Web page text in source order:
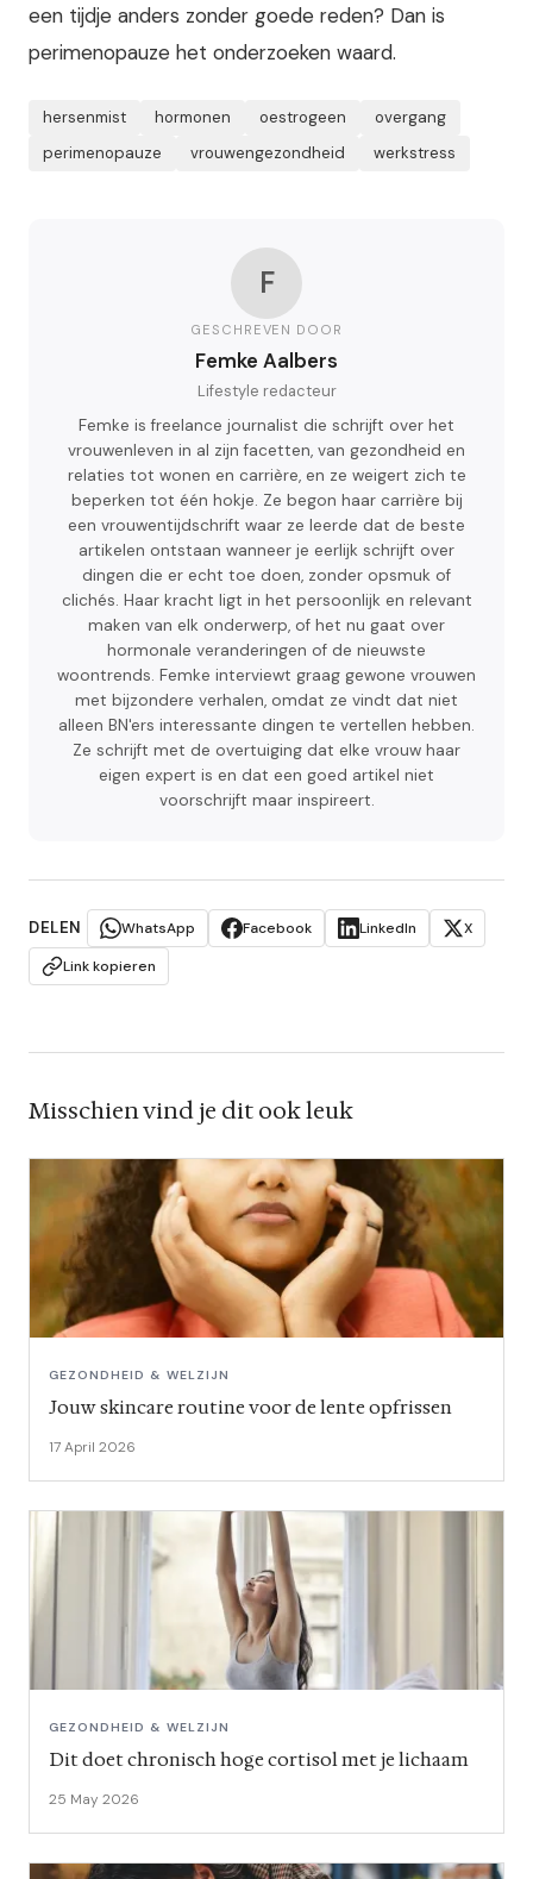
een tijdje anders zonder goede reden? Dan is
perimenopauze het onderzoeken waard.
hersenmist hormonen oestrogeen
overgang
perimenopauze
vrouwengezondheid werkstress
F
GESCHREVEN DOOR
Femke Aalbers
Lifestyle redacteur
Femke is freelance journalist die schrijft over het
vrouwenleven in al zijn facetten, van gezondheid en
relaties tot wonen en carrière, en ze weigert zich te
beperken tot één hokje. Ze begon haar carrière bij
een vrouwentijdschrift waar ze leerde dat de beste
artikelen ontstaan wanneer je eerlijk schrijft over
dingen die er echt toe doen, zonder opsmuk of
clichés. Haar kracht ligt in het persoonlijk en relevant
maken van elk onderwerp, of het nu gaat over
hormonale veranderingen of de nieuwste
woontrends. Femke interviewt graag gewone vrouwen
met bijzondere verhalen, omdat ze vindt dat niet
alleen BN'ers interessante dingen te vertellen hebben.
Ze schrijft met de overtuiging dat elke vrouw haar
eigen expert is en dat een goed artikel niet
voorschrijft maar inspireert.
DELEN WhatsApp Facebook LinkedIn
X
Link kopieren
Misschien vind je dit ook leuk
GEZONDHEID & WELZIJN
Jouw skincare routine voor de lente opfrissen
17 April 2026
GEZONDHEID & WELZIJN
Dit doet chronisch hoge cortisol met je lichaam
25 May 2026